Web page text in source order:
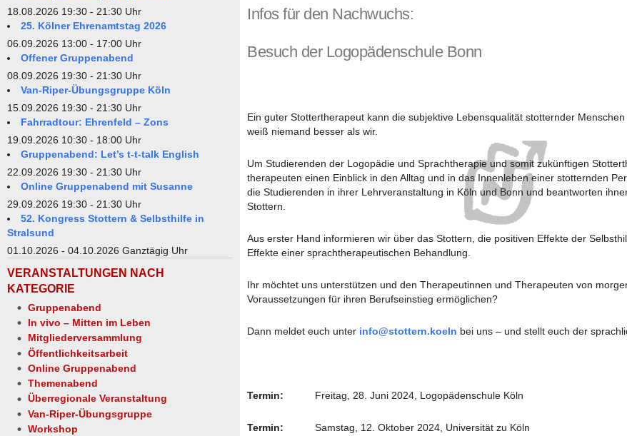
18.08.2026 19:30 - 21:30 Uhr
25. Kölner Ehrenamtstag 2026
06.09.2026 13:00 - 17:00 Uhr
Offener Gruppenabend
08.09.2026 19:30 - 21:30 Uhr
Van-Riper-Übungsgruppe Köln
15.09.2026 19:30 - 21:30 Uhr
Fahrradtour: Ehrenfeld – Zons
19.09.2026 10:30 - 18:00 Uhr
Gruppenabend: Let’s t-t-talk English
22.09.2026 19:30 - 21:30 Uhr
Online Gruppenabend mit Susanne
29.09.2026 19:30 - 21:30 Uhr
52. Kongress Stottern & Selbsthilfe in
Stralsund
01.10.2026 - 04.10.2026 Ganztägig Uhr
VERANSTALTUNGEN NACH
KATEGORIE
Gruppenabend
In vivo – Mitten im Leben
Mitgliederversammlung
Öffentlichkeitsarbeit
Online Gruppenabend
Themenabend
Überregionale Veranstaltung
Van-Riper-Übungsgruppe
Workshop
Infos für den Nachwuchs:
Besuch der Logopädenschule Bonn
Ein guter Stottertherapeut kann die subjektive Lebensqualität stotternder
weiß niemand besser als wir.
Um Studierenden der Logopädie und Sprachtherapie und somit zukünftigen
therapeuten einen Einblick in den Alltag und in das Innenleben einer stotternden
die Studierenden in ihrer Lehrveranstaltung in Köln und Bonn und beantworten
Stottern.
Aus erster Hand informieren wir über das Stottern, die positiven Effekte der
Effekte einer sprachtherapeutischen Behandlung.
Ihr möchtet uns unterstützen und den Therapeutinnen und Therapeuten von
Voraussetzungen für ihren Berufseinstieg ermöglichen?
Dann meldet euch unter info@stottern.koeln bei uns – und stellt euch der
Termin: Freitag, 28. Juni 2024, Logopädenschule Köln
Termin: Samstag, 12. Oktober 2024, Universität zu Köln